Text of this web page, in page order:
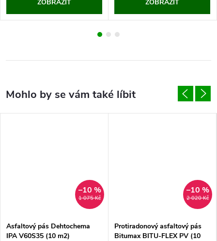
ZOBRAZIT ZOBRAZIT
1 075 Kč
–10 %
Asfaltový pás Dehtochema
IPA V60S35 (10 m2)
2 020 Kč
–10 %
Protiradonový asfaltový pás
Bitumax BITU-FLEX PV (10